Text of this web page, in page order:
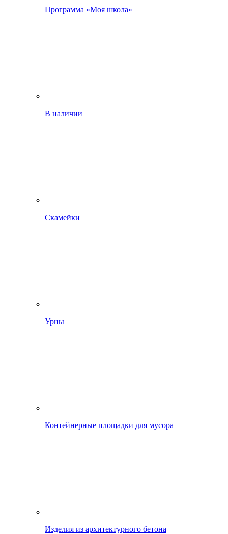
Программа «Моя школа»
В наличии
Скамейки
Урны
Контейнерные площадки для мусора
Изделия из архитектурного бетона